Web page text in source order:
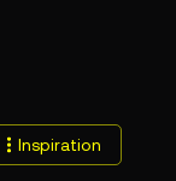
Inspiration